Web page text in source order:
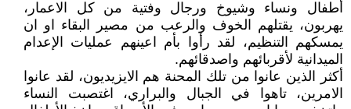
أطفال ونساء وشيوخ ورجال وفتية من كل الاعمار،
يهربون، يقتلهم الخوف والرعب من مصير البقاء او ان
يمسكهم التنظيم، لقد رأوا بأم اعينهم عمليات الإعدام
الميدانية لأقربائهم واصدقائهم.
أكثر الذين عانوا من تلك المحنة هم الايزيديون، لقد عانوا
الامرين، تاهوا في الجبال والبراري، اغتصبت النساء